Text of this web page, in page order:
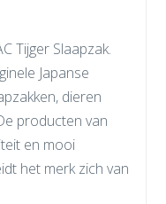
Tijger Slaapzak.
Japanse
dieren
producten van
en mooi
het merk zich van